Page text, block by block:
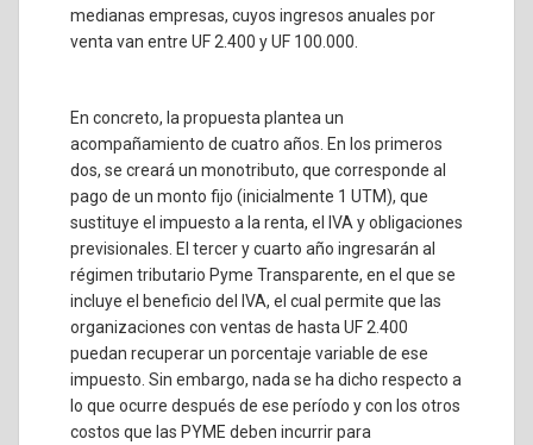
medianas empresas, cuyos ingresos anuales por
venta van entre UF 2.400 y UF 100.000.
En concreto, la propuesta plantea un
acompañamiento de cuatro años. En los primeros
dos, se creará un monotributo, que corresponde al
pago de un monto fijo (inicialmente 1 UTM), que
sustituye el impuesto a la renta, el IVA y obligaciones
previsionales. El tercer y cuarto año ingresarán al
régimen tributario Pyme Transparente, en el que se
incluye el beneficio del IVA, el cual permite que las
organizaciones con ventas de hasta UF 2.400
puedan recuperar un porcentaje variable de ese
impuesto. Sin embargo, nada se ha dicho respecto a
lo que ocurre después de ese período y con los otros
costos que las PYME deben incurrir para